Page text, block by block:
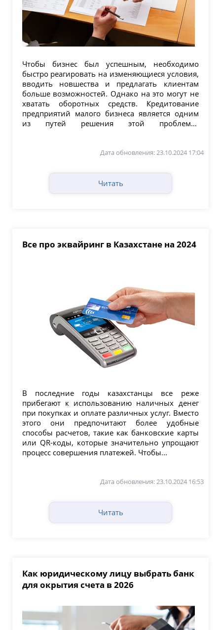
Чтобы бизнес был успешным, необходимо
быстро реагировать на изменяющиеся условия,
вводить новшества и предлагать клиентам
больше возможностей. Однако на это могут не
хватать оборотных средств. Кредитование
предприятий малого бизнеса является одним
из путей решения этой проблемы.
Дата обновления: 23.10.2024 17:04
Читать
Все про эквайринг в Казахстане на 2024
В последние годы казахстанцы все реже
прибегают к использованию наличных денег
при покупках и оплате различных услуг. Вместо
этого они предпочитают более удобные
способы расчетов, такие как банковские карты
или QR-коды, которые значительно упрощают
процесс совершения платежей. Чтобы...
Дата обновления: 23.10.2024 16:53
Читать
Как юридическому лицу выбрать банк
для окрытия счета в 2026